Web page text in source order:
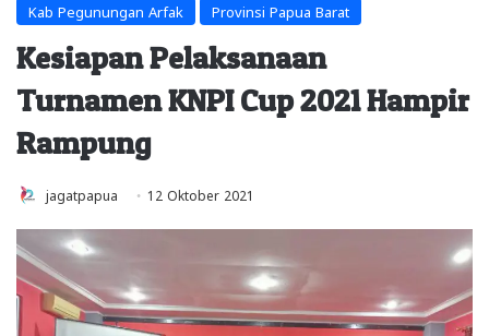
Kab Pegunungan Arfak Provinsi Papua Barat
Kesiapan Pelaksanaan
Turnamen KNPI Cup 2021 Hampir
Rampung
jagatpapua 12 Oktober 2021